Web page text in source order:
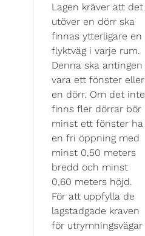
Lagen kräver att det
utöver en dörr ska
finnas ytterligare en
flyktväg i varje rum.
Denna ska antingen
vara ett fönster eller
en dörr. Om det inte
finns fler dörrar bör
minst ett fönster ha
en fri öppning med
minst 0,50 meters
bredd och minst
0,60 meters höjd.
För att uppfylla de
lagstadgade kraven
för utrymningsvägar